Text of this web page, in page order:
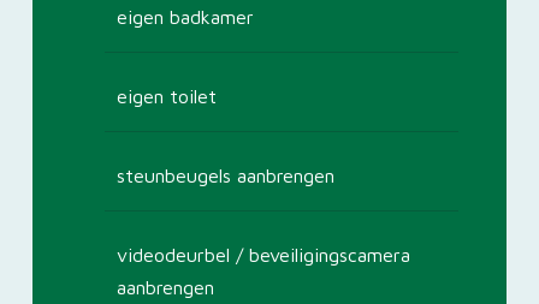
eigen badkamer
eigen toilet
steunbeugels aanbrengen
videodeurbel / beveiligingscamera
aanbrengen